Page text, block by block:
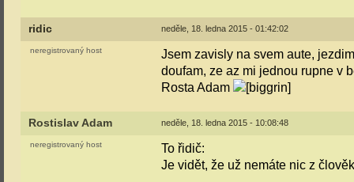
ridic neděle, 18. ledna 2015 - 01:42:02
neregistrovaný host
Jsem zavisly na svem aute,
doufam, ze az mi jednou rupne v
Rosta Adam
Rostislav Adam neděle, 18. ledna 2015 - 10:08:48
neregistrovaný host
To řidič:
Je vidět, že už nemáte nic z